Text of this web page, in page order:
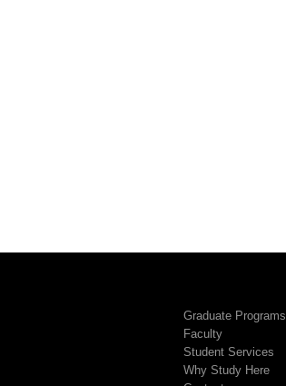
Graduate Programs
Faculty
Student Services
Why Study Here